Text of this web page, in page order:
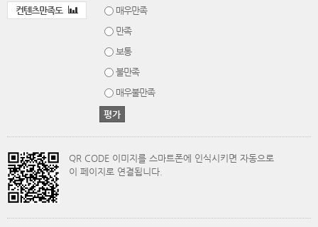
컨텐츠만족도
매우만족
만족
보통
불만족
매우불만족
QR CODE 이미지를 스마트폰에 인식시키면 자동으로
이 페이지로 연결됩니다.